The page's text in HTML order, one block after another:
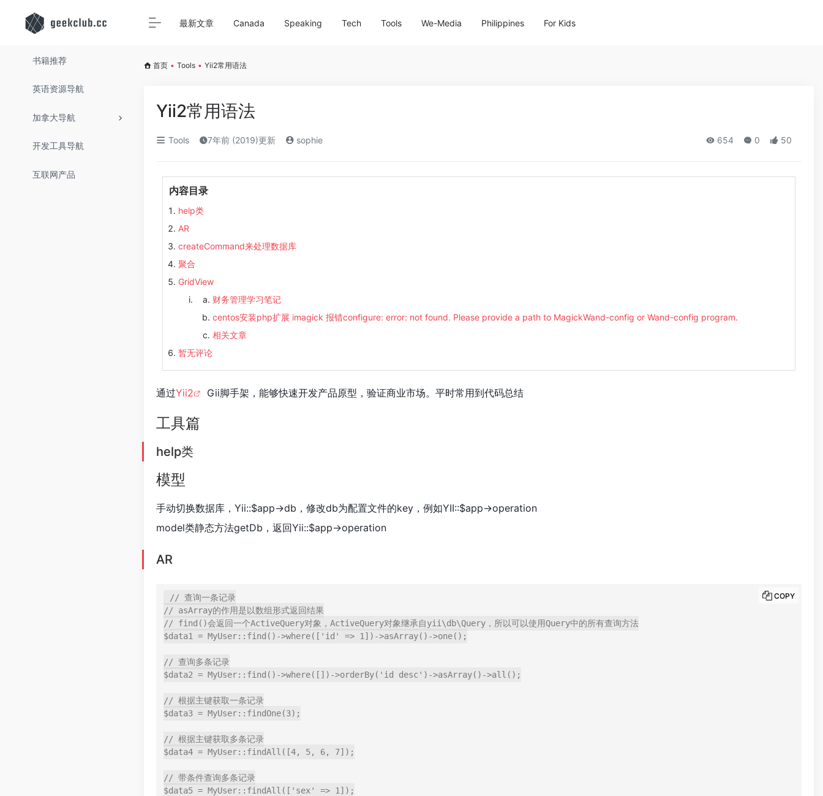
书籍推荐
英语资源导航
加拿大导航
开发工具导航
互联网产品
最新文章 Canada Speaking Tech Tools We-Media Philippines For Kids
首页 • Tools • Yii2常用语法
Yii2常用语法
Tools 7年前 (2019)更新 sophie 654 0 50
内容目录
help类
AR
createCommand来处理数据库
聚合
GridView
财务管理学习笔记
centos安装php扩展 imagick 报错configure: error: not found. Please provide a path to MagickWand-config or Wand-config program.
相关文章
暂无评论
通过Yii2 Gii脚手架，能够快速开发产品原型，验证商业市场。平时常用到代码总结
工具篇
help类
模型
手动切换数据库，Yii::$app->db，修改db为配置文件的key，例如YII::$app->operation
model类静态方法getDb，返回Yii::$app->operation
AR
// 查询一条记录
// asArray的作用是以数组形式返回结果
// find()会返回一个ActiveQuery对象，ActiveQuery对象继承自yii\db\Query，所以可以使用Query中的所有查询方法
$data1 = MyUser::find()->where(['id' => 1])->asArray()->one();
// 查询多条记录
$data2 = MyUser::find()->where([])->orderBy('id desc')->asArray()->all();
// 根据主键获取一条记录
$data3 = MyUser::findOne(3);
// 根据主键获取多条记录
$data4 = MyUser::findAll([4, 5, 6, 7]);
// 带条件查询多条记录
$data5 = MyUser::findAll(['sex' => 1]);
COPY